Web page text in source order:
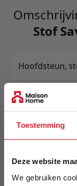
Toestemming
Deze website
We gebruiken
Stof
Hoofdsteun,
Merk
Adore Home
EAN
3790-S520